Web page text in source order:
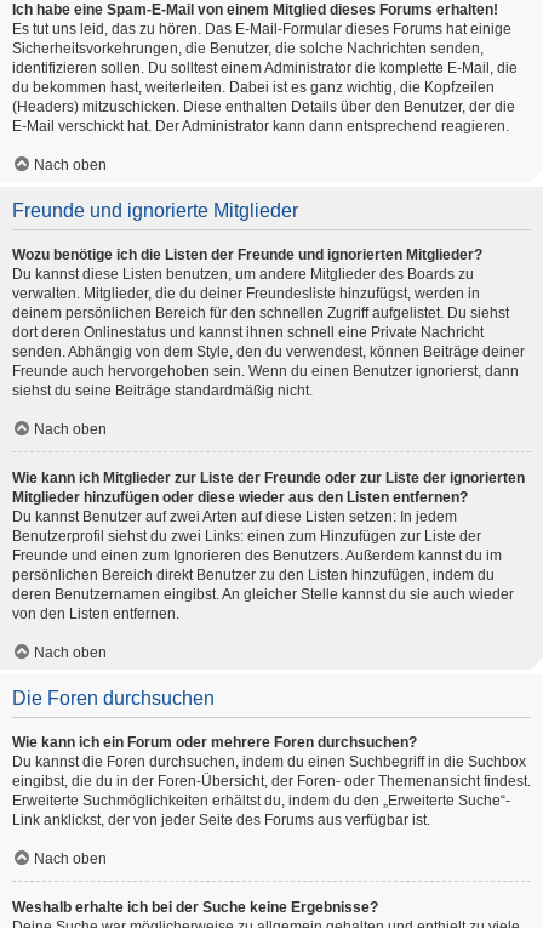
Ich habe eine Spam-E-Mail von einem Mitglied dieses Forums erhalten!
Es tut uns leid, das zu hören. Das E-Mail-Formular dieses Forums hat einige
Sicherheitsvorkehrungen, die Benutzer, die solche Nachrichten senden,
identifizieren sollen. Du solltest einem Administrator die komplette E-Mail, die
du bekommen hast, weiterleiten. Dabei ist es ganz wichtig, die Kopfzeilen
(Headers) mitzuschicken. Diese enthalten Details über den Benutzer, der die
E-Mail verschickt hat. Der Administrator kann dann entsprechend reagieren.
Nach oben
Freunde und ignorierte Mitglieder
Wozu benötige ich die Listen der Freunde und ignorierten Mitglieder?
Du kannst diese Listen benutzen, um andere Mitglieder des Boards zu
verwalten. Mitglieder, die du deiner Freundesliste hinzufügst, werden in
deinem persönlichen Bereich für den schnellen Zugriff aufgelistet. Du siehst
dort deren Onlinestatus und kannst ihnen schnell eine Private Nachricht
senden. Abhängig von dem Style, den du verwendest, können Beiträge deiner
Freunde auch hervorgehoben sein. Wenn du einen Benutzer ignorierst, dann
siehst du seine Beiträge standardmäßig nicht.
Nach oben
Wie kann ich Mitglieder zur Liste der Freunde oder zur Liste der ignorierten
Mitglieder hinzufügen oder diese wieder aus den Listen entfernen?
Du kannst Benutzer auf zwei Arten auf diese Listen setzen: In jedem
Benutzerprofil siehst du zwei Links: einen zum Hinzufügen zur Liste der
Freunde und einen zum Ignorieren des Benutzers. Außerdem kannst du im
persönlichen Bereich direkt Benutzer zu den Listen hinzufügen, indem du
deren Benutzernamen eingibst. An gleicher Stelle kannst du sie auch wieder
von den Listen entfernen.
Nach oben
Die Foren durchsuchen
Wie kann ich ein Forum oder mehrere Foren durchsuchen?
Du kannst die Foren durchsuchen, indem du einen Suchbegriff in die Suchbox
eingibst, die du in der Foren-Übersicht, der Foren- oder Themenansicht findest.
Erweiterte Suchmöglichkeiten erhältst du, indem du den „Erweiterte Suche“-
Link anklickst, der von jeder Seite des Forums aus verfügbar ist.
Nach oben
Weshalb erhalte ich bei der Suche keine Ergebnisse?